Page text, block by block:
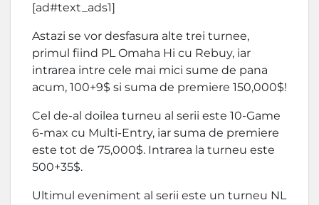
[ad#text_ads1]
Astazi se vor desfasura alte trei turnee,
primul fiind PL Omaha Hi cu Rebuy, iar
intrarea intre cele mai mici sume de pana
acum, 100+9$ si suma de premiere 150,000$!
Cel de-al doilea turneu al serii este 10-Game
6-max cu Multi-Entry, iar suma de premiere
este tot de 75,000$. Intrarea la turneu este
500+35$.
Ultimul eveniment al serii este un turneu NL